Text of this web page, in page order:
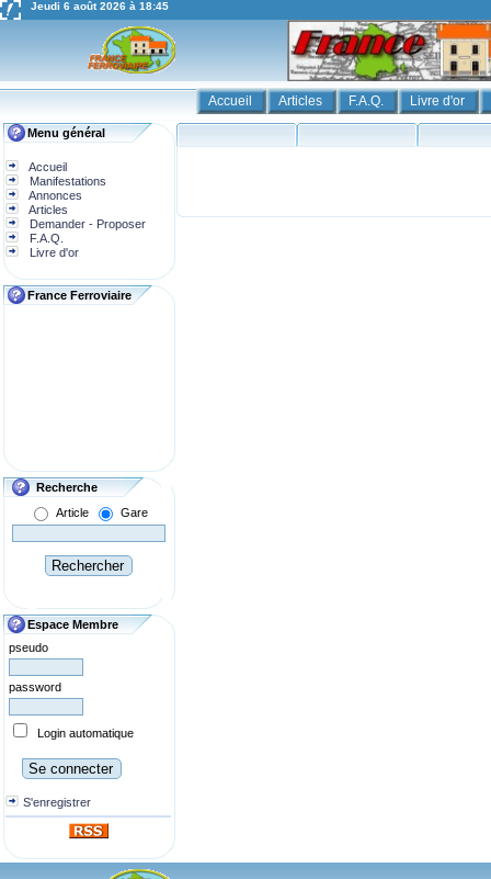
Jeudi 6 août 2026 à 18:45
Accueil Articles F.A.Q. Livre d'or
Menu général
Accueil
Manifestations
Annonces
Articles
Demander - Proposer
F.A.Q.
Livre d'or
France Ferroviaire
Recherche
Article
Gare
Espace Membre
pseudo
password
Login automatique
S'enregistrer